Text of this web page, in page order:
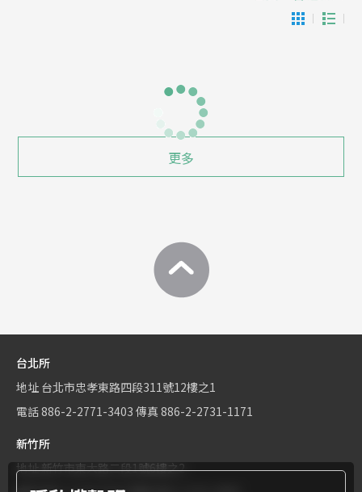
更多
台北所
地址 台北市忠孝東路四段311號12樓之1
電話886-2-2771-3403 傳真 886-2-2731-1171
新竹所
地址新竹市東大路二段1號6樓之2